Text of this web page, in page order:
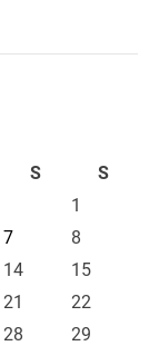
S
S
1
7
8
14
15
21
22
28
29